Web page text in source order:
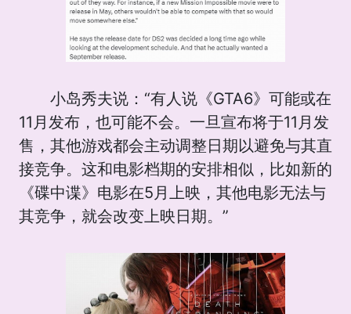
小岛秀夫说：“有人说《GTA6》可能或在
11月发布，也可能不会。一旦宣布将于11月发
售，其他游戏都会主动调整日期以避免与其直
接竞争。这和电影档期的安排相似，比如新的
《碟中谍》电影在5月上映，其他电影无法与
其竞争，就会改变上映日期。”